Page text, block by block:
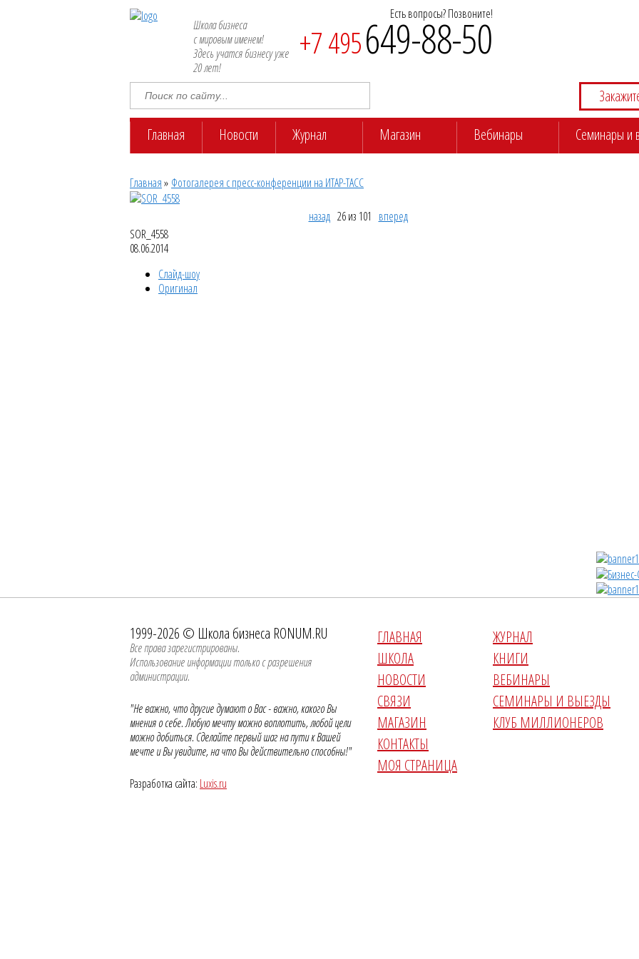
Школа бизнеса
с мировым именем!
Здесь учатся бизнесу уже
20 лет!
Есть вопросы? Позвоните!
+7 495649-88-50
Главная
Новости Журнал Магазин Вебинары Семинары и
Главная» Фотогалерея с пресс-конференции на ИТАР-ТАСС
назад 26 из 101 вперед
SOR_4558
08.06.2014
Слайд-шоу
Оригинал
ГЛАВНАЯ
ШКОЛА
НОВОСТИ
СВЯЗИ
МАГАЗИН
КОНТАКТЫ
МОЯ СТРАНИЦА
ЖУРНАЛ
КНИГИ
ВЕБИНАРЫ
СЕМИНАРЫ И ВЫЕЗДЫ
КЛУБ МИЛЛИОНЕРОВ
1999-2026 © Школа бизнеса RONUM.RU
Все права зарегистрированы.
Использование информации только с разрешения
администрации.
"Не важно, что другие думают о Вас - важно, какого Вы
мнения о себе. Любую мечту можно воплотить, любой цели
можно добиться. Сделайте первый шаг на пути к Вашей
мечте и Вы увидите, на что Вы действительно способны!"
Разработка сайта: Luxis.ru